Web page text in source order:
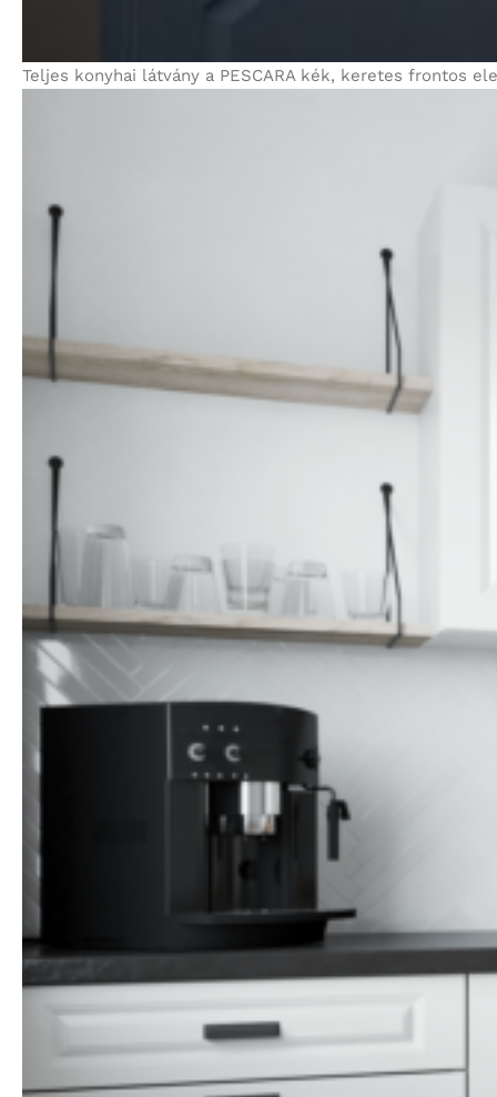
Teljes konyhai látvány a PESCARA kék, keretes frontos